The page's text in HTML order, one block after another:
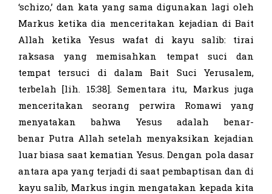
‘schizo,’ dan kata yang sama digunakan lagi oleh
Markus ketika dia menceritakan kejadian di Bait
Allah ketika Yesus wafat di kayu salib: tirai
raksasa yang memisahkan tempat suci dan
tempat tersuci di dalam Bait Suci Yerusalem,
terbelah [lih. 15:38]. Sementara itu, Markus juga
menceritakan seorang perwira Romawi yang
menyatakan bahwa Yesus adalah benar-
benar Putra Allah setelah menyaksikan kejadian
luar biasa saat kematian Yesus. Dengan pola dasar
antara apa yang terjadi di saat pembaptisan dan di
kayu salib, Markus ingin mengatakan kepada kita